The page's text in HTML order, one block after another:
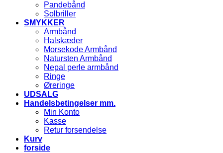
Pandebånd
Solbriller
SMYKKER
Armbånd
Halskæder
Morsekode Armbånd
Natursten Armbånd
Nepal perle armbånd
Ringe
Øreringe
UDSALG
Handelsbetingelser mm.
Min Konto
Kasse
Retur forsendelse
Kurv
forside